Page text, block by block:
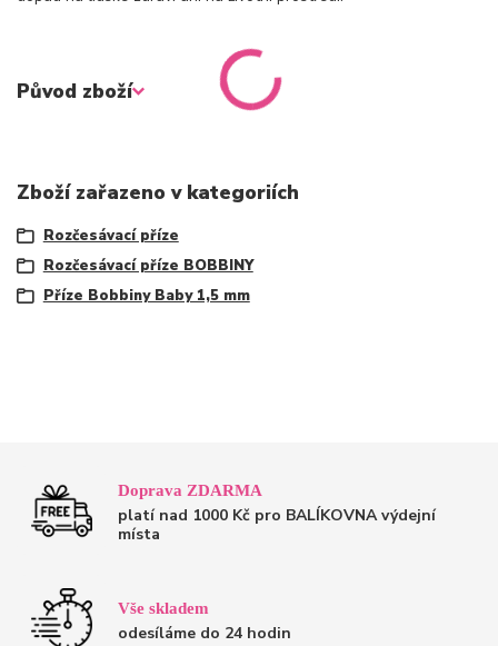
Původ zboží
Zboží zařazeno v kategoriích
Rozčesávací příze
Rozčesávací příze BOBBINY
Příze Bobbiny Baby 1,5 mm
Doprava ZDARMA
platí nad 1000 Kč pro BALÍKOVNA výdejní
místa
Vše skladem
odesíláme do 24 hodin